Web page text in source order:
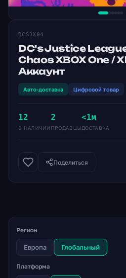
DCS3X04
DC's Justice
Chaos XBOX One /
Аккаунт
Авто-доставка Цифровой товар
12
В НАЛИЧИИ
2
ПРОДАВЦЫ
<1м
ДОСТАВКА
Поделиться
Регион
Европа Глобальный
Платформа